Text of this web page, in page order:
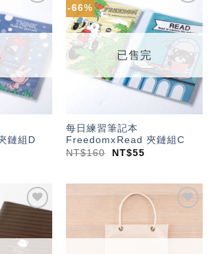
「願
望輕
鏈組D
-66%
「願
望輕
單」
已售完
每日練習筆記本
FreedomxRead 夾鏈組C
NT$160 NT$55
「願
望輕
望輕